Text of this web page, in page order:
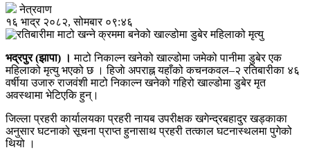
नेत्रवाण
१६ भाद्र २०८२, सोमबार ०९:४६
भद्रपुर (झापा) ।माटो निकाल्न खनेको खाल्डोमा जमेको पानीमा डुबेर एक
महिलाको मृत्यु भएको छ । हिजाे अपराह्न यहाँको कचनकवल–२ रतिबारीका ४६
वर्षीया उजारु राजवंशी माटो निकाल्न खनेको गहिरो खाल्डोमा डुबेर मृत
अवस्थामा भेटिएकि हुन्।
जिल्ला प्रहरी कार्यालयका प्रहरी नायब उपरीक्षक खगेन्द्रबहादुर खड्काका
अनुसार घटनाको सूचना प्राप्त हुनासाथ प्रहरी तत्काल घटनास्थलमा पुगेको
थियो ।